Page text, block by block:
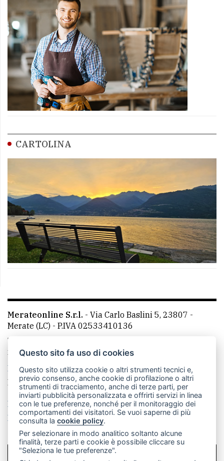
CARTOLINA
Merateonline S.r.l. - Via Carlo Baslini 5, 23807 -
Merate (LC) - P.IVA 02533410136
Telefono:
mail: redazione@leccoonline.com
La redazione
MerateOnline CasateOnline
RSS
Made by VIP
Privacy policy
Cookie policy
Rivedi le tue scelte sui cookie
SCRIVICI
Questo sito fa uso di cookies
Questo sito utilizza cookie o altri strumenti tecnici e,
previo consenso, anche cookie di profilazione o altri
strumenti di tracciamento, anche di terze parti, per
inviarti pubblicità personalizzata e offrirti servizi in linea
con le tue preferenze, nonché per il monitoraggio dei
comportamenti dei visitatori. Se vuoi saperne di più
consulta lacookie policy.
Per selezionare in modo analitico soltanto alcune
finalità, terze parti e cookie è possibile cliccare su
"Seleziona le tue preferenze".